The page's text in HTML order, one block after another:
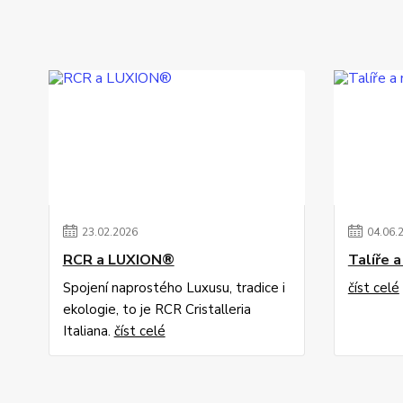
23.02.2026
RCR a LUXION®
Spojení naprostého Luxusu, tradice i
ekologie, to je RCR Cristalleria
Italiana. číst celé
04.06.
Talíře
číst celé